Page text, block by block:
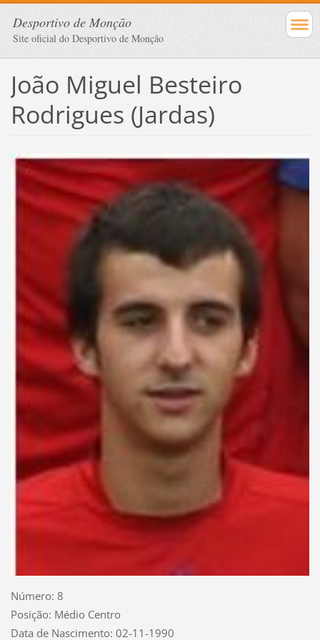
Desportivo de Monção
Site oficial do Desportivo de Monção
João Miguel Besteiro
Rodrigues (Jardas)
Número: 8
Posição: Médio Centro
Data de Nascimento: 02-11-1990